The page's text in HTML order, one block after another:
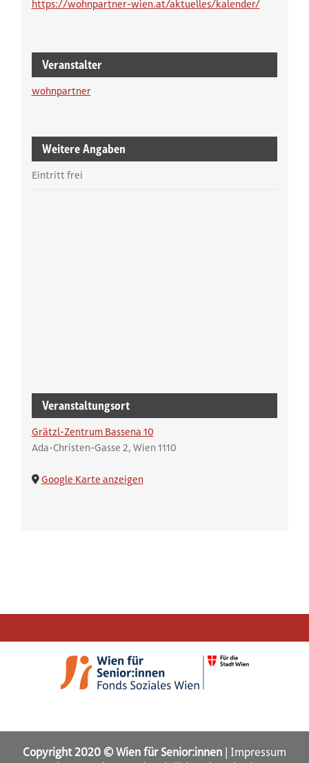
https://wohnpartner-wien.at/aktuelles/kalender/
Veranstalter
wohnpartner
Weitere Angaben
Eintritt frei
Veranstaltungsort
Grätzl-Zentrum Bassena 10
Ada-Christen-Gasse 2 Wien 1110
Google Karte anzeigen
Copyright 2020 © Wien für Senior:innen | Impressum